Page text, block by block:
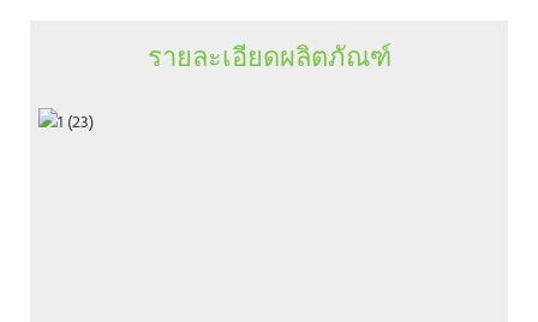
รายละเอียดผลิตภัณฑ์